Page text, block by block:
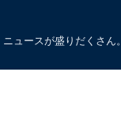
ュースが盛りだくさん。